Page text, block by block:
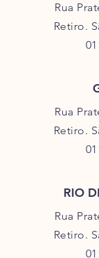
Rua
Retiro.
Rua
Retiro.
RIO
Rua
Retiro.